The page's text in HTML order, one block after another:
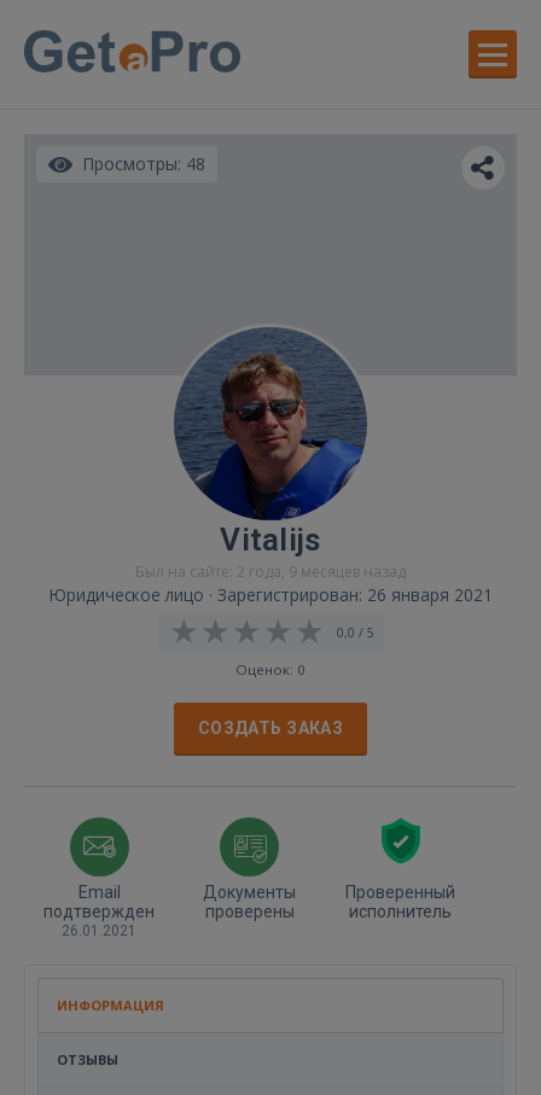
Просмотры: 48
Vitalijs
Был на сайте: 2 года, 9 месяцев назад
Юридическое лицо · Зарегистрирован: 26 января 2021
0,0 / 5
Оценок: 0
СОЗДАТЬ ЗАКАЗ
Email
подтвержден
26.01.2021
Документы
проверены
Проверенный
исполнитель
ИНФОРМАЦИЯ
ОТЗЫВЫ